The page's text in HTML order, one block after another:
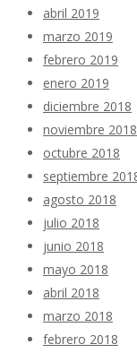
abril 2019
marzo 2019
febrero 2019
enero 2019
diciembre 2018
noviembre 2018
octubre 2018
septiembre
agosto 2018
julio 2018
junio 2018
mayo 2018
abril 2018
marzo 2018
febrero 2018